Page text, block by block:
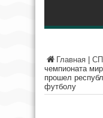
Главная
чемпионата
прошел
футболу